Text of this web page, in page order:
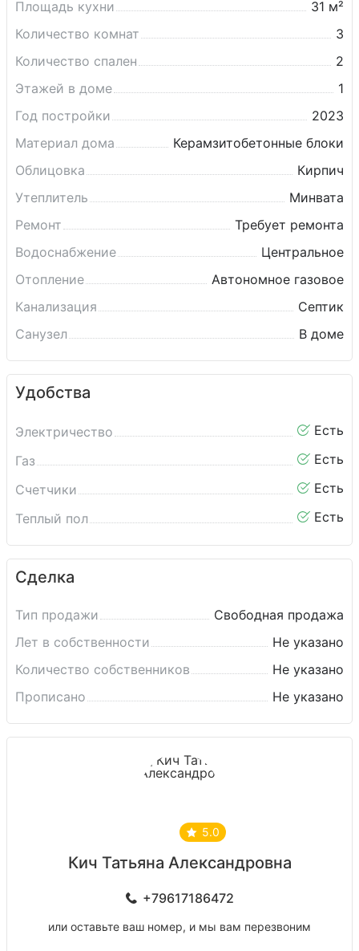
тишину и близость к природе.
Площадь кухни
31 м²
Количество комнат
3
Количество спален
2
Этажей в доме
1
Год постройки
2023
Материал дома
Керамзитобетонные блоки
Облицовка
Кирпич
Утеплитель
Минвата
Ремонт
Требует ремонта
Водоснабжение
Центральное
Отопление
Автономное газовое
Канализация
Септик
Санузел
В доме
Удобства
Электричество
Есть
Газ
Есть
Счетчики
Есть
Теплый пол
Есть
Сделка
Тип продажи
Свободная продажа
Лет в собственности
Не указано
Количество собственников
Не указано
Прописано
Не указано
5.0
Кич Татьяна Александровна
+79617186472
или оставьте ваш номер, и мы вам перезвоним